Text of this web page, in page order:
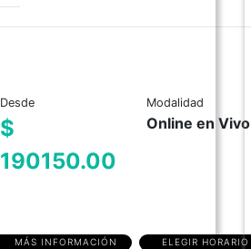
Desde
$
190150.00
Modalidad
Online en Vivo
MÁS INFORMACIÓN ELEGIR HORARIO